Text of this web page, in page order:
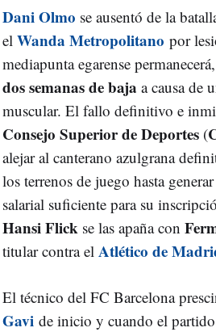
Dani Olmo se ausentó de la
el Wanda Metropolitano por
mediapunta egarense
dos semanas de baja a causa de
muscular. El fallo definitivo e
Consejo Superior de Deportes (
alejar al canterano azulgrana
los terrenos de juego hasta
salarial suficiente para su
Hansi Flick se las apaña con
titular contra el Atlético de
El técnico del FC Barcelona
Gavi de inicio y cuando el